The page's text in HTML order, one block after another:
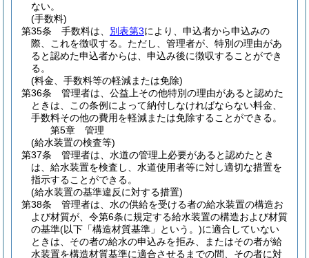
ない。
(手数料)
第35条
手数料は、 別表第3により、申込者から申込みの
際、これを徴収する。 ただし、管理者が、特別の理由があ
ると認めた申込者からは、申込み後に徴収することができ
る。
(料金、手数料等の軽減または免除)
第36条
管理者は、公益上その他特別の理由があると認めた
ときは、この条例によって納付しなければならない料金、
手数料その他の費用を軽減または免除することができる。
第5章
管理
(給水装置の検査等)
第37条
管理者は、水道の管理上必要があると認めたとき
は、給水装置を検査し、水道使用者等に対し適切な措置を
指示することができる。
(給水装置の基準違反に対する措置)
第38条
管理者は、水の供給を受ける者の給水装置の構造お
よび材質が、令第6条に規定する給水装置の構造および材質
の基準(以下「構造材質基準」という。)に適合していない
ときは、その者の給水の申込みを拒み、またはその者が給
水装置を構造材質基準に適合させるまでの間、その者に対